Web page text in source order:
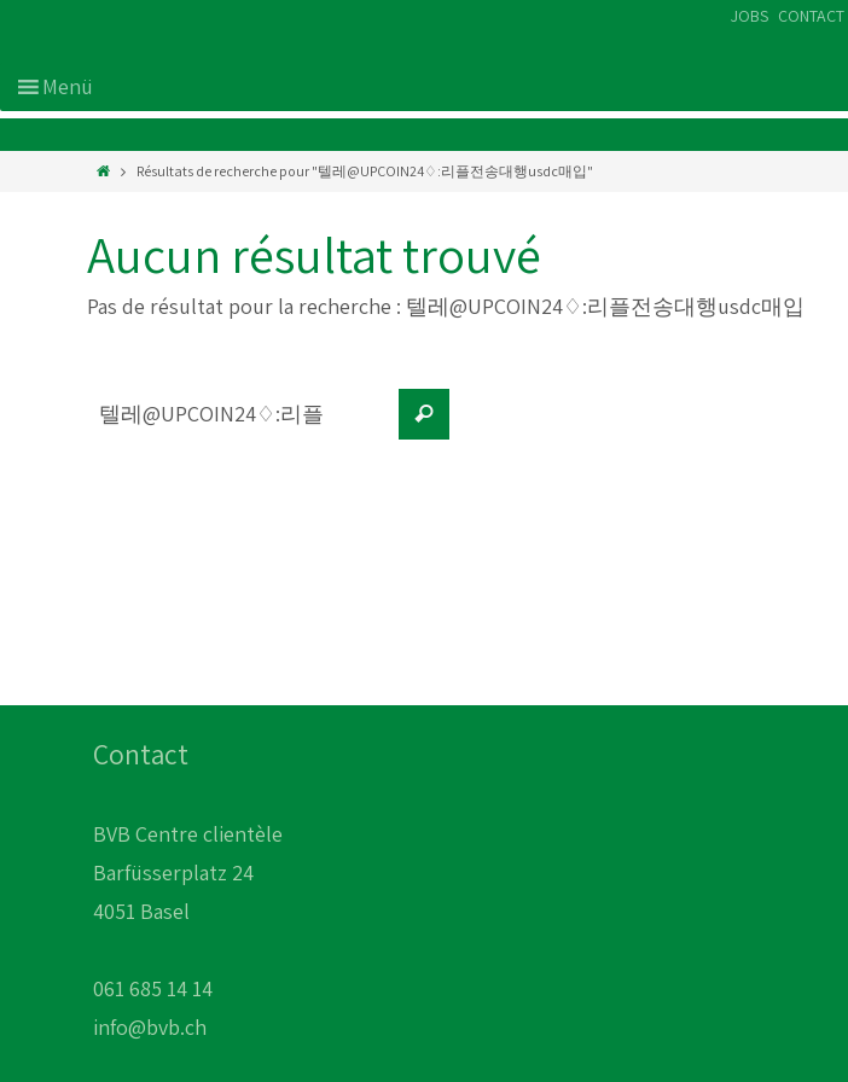
JOBS CONTACT
Résultats de recherche pour "텔레@UPCOIN24♢:리플전송대행usdc매입"
Aucun résultat trouvé
Pas de résultat pour la recherche : 텔레@UPCOIN24♢:리플전송대행usdc매입
Contact
BVB Centre clientèle
Barfüsserplatz 24
4051 Basel
061 685 14 14
info@bvb.ch